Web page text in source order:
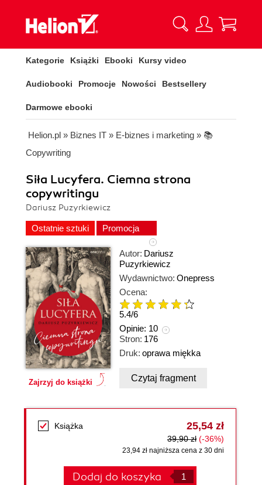
Kategorie Książki Ebooki Kursy video
Audiobooki Promocje Nowości Bestsellery
Darmowe ebooki
Helion.pl » Biznes IT » E-biznes i marketing » 📚
Copywriting
Siła Lucyfera. Ciemna strona
copywritingu
Dariusz Puzyrkiewicz
Ostatnie sztuki Promocja
Zajrzyj do książki
Autor: Dariusz
Puzyrkiewicz
Wydawnictwo: Onepress
Ocena:
5.4/6
Opinie: 10
Stron: 176
Druk: oprawa miękka
Czytaj fragment
Książka 25,54 zł
39,90 zł (-36%)
23,94 zł najniższa cena z 30 dni
Dodaj do koszyka